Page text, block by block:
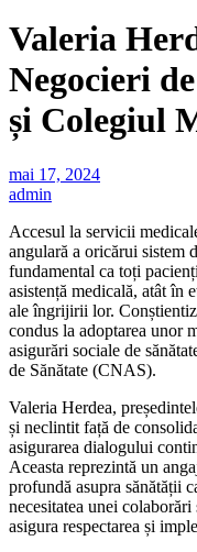
Valeria
Negocieri
și Colegiul
mai 17, 2024
admin
Accesul la servicii
angulară a oricărui sistem
fundamental ca toți
asistență medicală, atât în
ale îngrijirii lor.
condus la adoptarea unor
asigurări sociale de
de Sănătate (CNAS).
Valeria Herdea,
și neclintit față de
asigurarea dialogului
Aceasta reprezintă un
profundă asupra sănătății
necesitatea unei
asigura respectarea și